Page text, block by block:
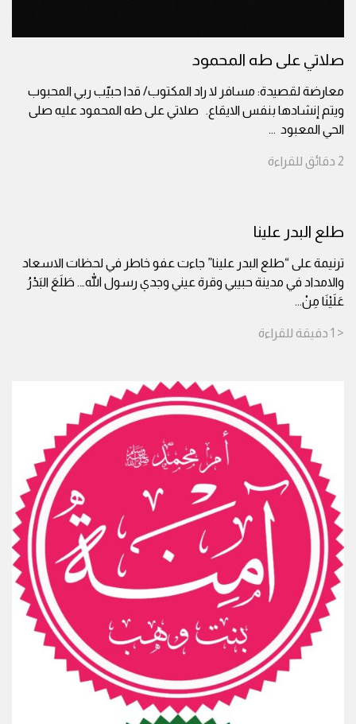
صلاتي على طه المحمود
معارضة لقصيدة: مسافر لا راد المكتوب/ قدا حبيّب ربي المحبوب
ويتم إنشادها بنفس الايقاع. صلاتي على طه المحمود عليه صلى
الحي المعبود ...
2 دقائق للقراءة
طلع البدر علينا
ترنيمة على “طلع البدر علينا” جاءت عفو خاطر في لحظات الاسعاد
والامداد في مدينة حبيبي وقرة عيني وجدي رسول الله…. طَلَعَ البَدْرُ
عَلَيْنَا مِنْ...
< 1 دقيقة للقراءة